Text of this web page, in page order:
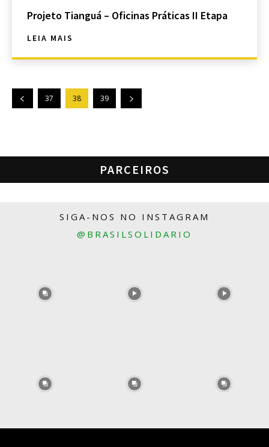
Projeto Tianguá – Oficinas Práticas II Etapa
LEIA MAIS
37 38 39
PARCEIROS
SIGA-NOS NO INSTAGRAM
@BRASILSOLIDARIO